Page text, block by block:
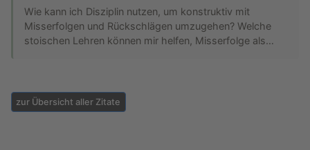
Wie kann ich Disziplin nutzen, um konstruktiv mit
Misserfolgen und Rückschlägen umzugehen? Welche
stoischen Lehren können mir helfen, Misserfolge als…
zur Übersicht aller Zitate